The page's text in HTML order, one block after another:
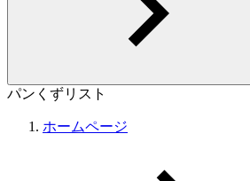
パンくずリスト
ホームページ